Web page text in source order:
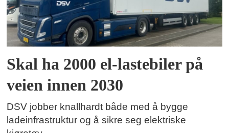
Skal ha 2000 el-lastebiler på
veien innen 2030
DSV jobber knallhardt både med å bygge
ladeinfrastruktur og å sikre seg elektriske